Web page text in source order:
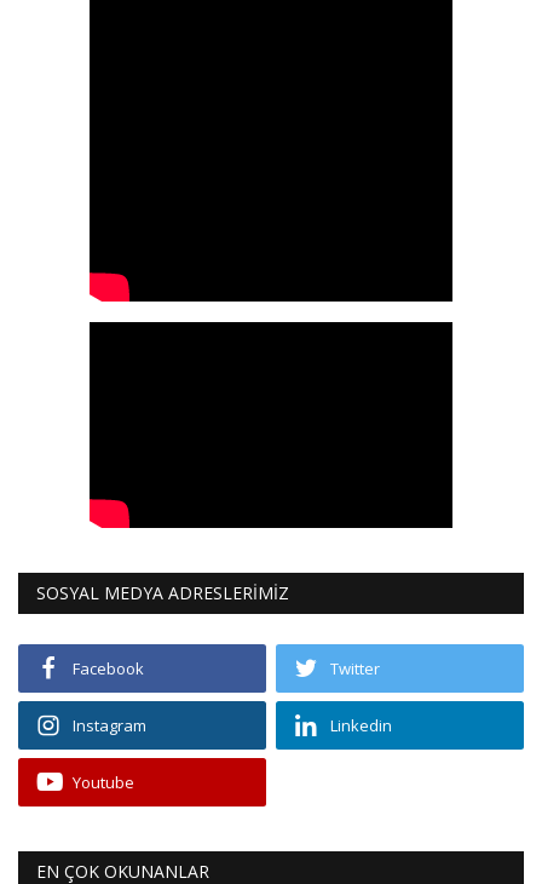
SOSYAL MEDYA ADRESLERİMİZ
Facebook Twitter
Instagram Linkedin
Youtube
EN ÇOK OKUNANLAR